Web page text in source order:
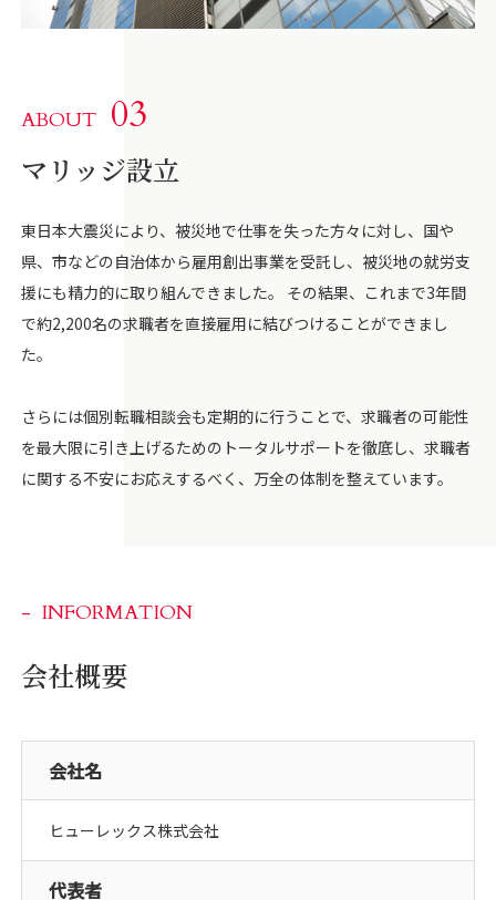
ABOUT 03
マリッジ設立
東日本大震災により、被災地で仕事を失った方々に対し、国や
県、市などの自治体から雇用創出事業を受託し、被災地の就労支
援にも精力的に取り組んできました。 その結果、これまで3年間
で約2,200名の求職者を直接雇用に結びつけることができまし
た。
さらには個別転職相談会も定期的に行うことで、求職者の可能性
を最大限に引き上げるためのトータルサポートを徹底し、求職者
に関する不安にお応えするべく、万全の体制を整えています。
INFORMATION
会社概要
会社名
ヒューレックス株式会社
代表者